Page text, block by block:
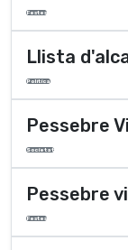
Festes
Llista
Polí­tica
Pessebre
Societat
Pessebre
Festes